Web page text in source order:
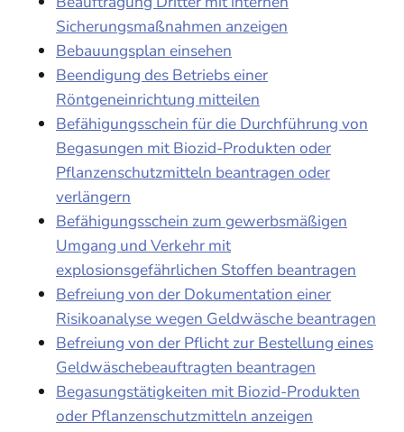
Sicherungsmaßnahmen anzeigen
Bebauungsplan einsehen
Beendigung des Betriebs einer
Röntgeneinrichtung mitteilen
Befähigungsschein für die Durchführung von
Begasungen mit Biozid-Produkten oder
Pflanzenschutzmitteln beantragen oder
verlängern
Befähigungsschein zum gewerbsmäßigen
Umgang und Verkehr mit
explosionsgefährlichen Stoffen beantragen
Befreiung von der Dokumentation einer
Risikoanalyse wegen Geldwäsche beantragen
Befreiung von der Pflicht zur Bestellung eines
Geldwäschebeauftragten beantragen
Begasungstätigkeiten mit Biozid-Produkten
oder Pflanzenschutzmitteln anzeigen